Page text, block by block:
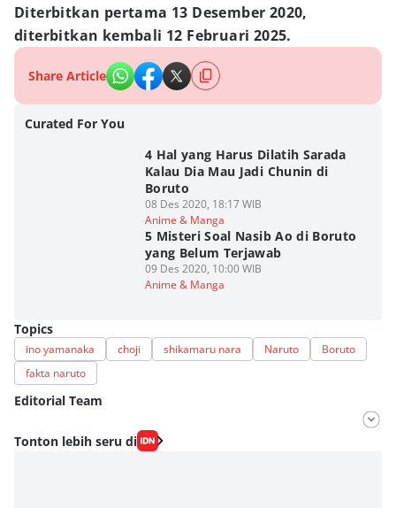
Diterbitkan pertama 13 Desember 2020,
diterbitkan kembali 12 Februari 2025.
Share Article
Curated For You
4 Hal yang Harus Dilatih Sarada
Kalau Dia Mau Jadi Chunin di
Boruto
08 Des 2020, 18:17 WIB
Anime & Manga
5 Misteri Soal Nasib Ao di Boruto
yang Belum Terjawab
09 Des 2020, 10:00 WIB
Anime & Manga
Topics
ino yamanaka choji shikamaru nara Naruto
Boruto
fakta naruto
Editorial Team
Editor
Fahrul Razi Uni Nurullah
Tonton lebih seru di